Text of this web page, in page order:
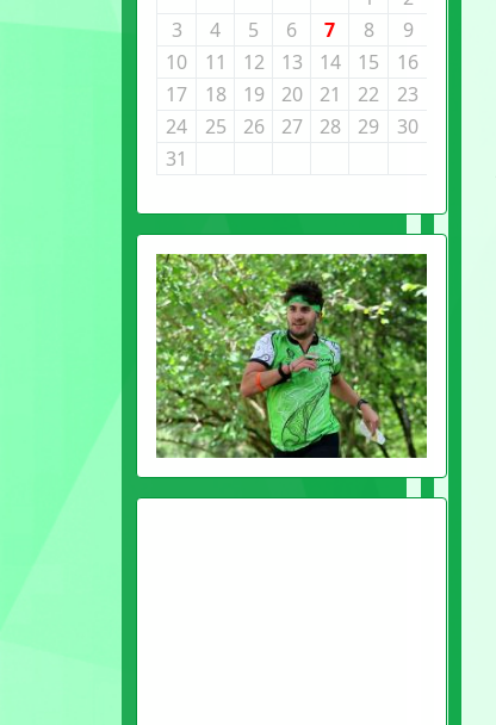
3
4 5 6 7 8
9
10
11 12 13 14 15
16
17
18 19 20 21 22
23
24
25 26 27 28 29
30
31